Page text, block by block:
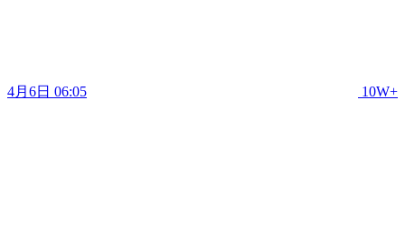
4月6日 06:05 10W+